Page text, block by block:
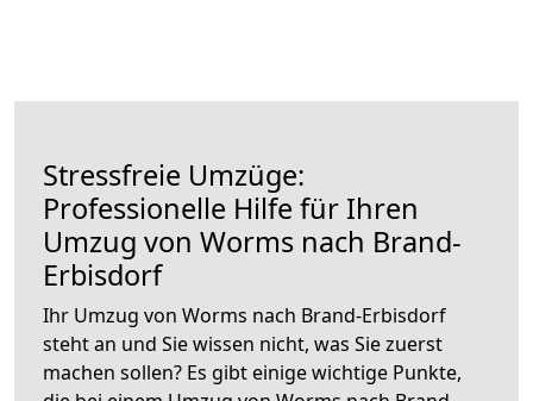
Stressfreie Umzüge:
Professionelle Hilfe für Ihren
Umzug von Worms nach Brand-
Erbisdorf
Ihr Umzug von Worms nach Brand-Erbisdorf
steht an und Sie wissen nicht, was Sie zuerst
machen sollen? Es gibt einige wichtige Punkte,